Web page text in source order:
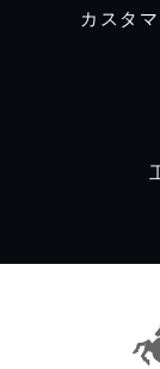
カスタ